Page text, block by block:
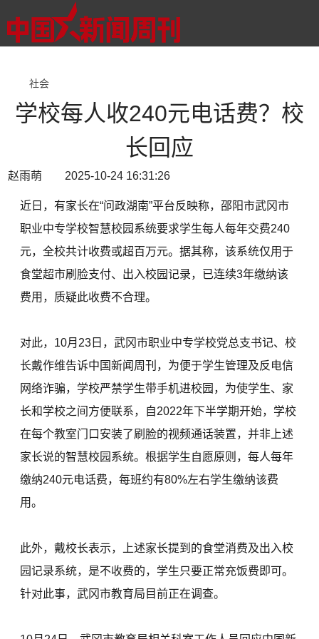
社会
学校每人收240元电话费？校
长回应
赵雨萌 2025-10-24 16:31:26
近日，有家长在“问政湖南”平台反映称，邵阳市武冈市
职业中专学校智慧校园系统要求学生每人每年交费240
元，全校共计收费或超百万元。据其称，该系统仅用于
食堂超市刷脸支付、出入校园记录，已连续3年缴纳该
费用，质疑此收费不合理。
对此，10月23日，武冈市职业中专学校党总支书记、校
长戴作维告诉中国新闻周刊，为便于学生管理及反电信
网络诈骗，学校严禁学生带手机进校园，为使学生、家
长和学校之间方便联系，自2022年下半学期开始，学校
在每个教室门口安装了刷脸的视频通话装置，并非上述
家长说的智慧校园系统。根据学生自愿原则，每人每年
缴纳240元电话费，每班约有80%左右学生缴纳该费
用。
此外，戴校长表示，上述家长提到的食堂消费及出入校
园记录系统，是不收费的，学生只要正常充饭费即可。
针对此事，武冈市教育局目前正在调查。